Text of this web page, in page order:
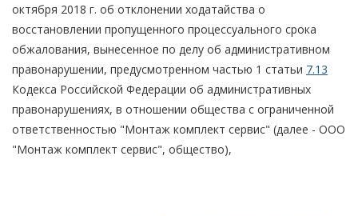
октября 2018 г. об отклонении ходатайства о
восстановлении пропущенного процессуального срока
обжалования, вынесенное по делу об административном
правонарушении, предусмотренном частью 1 статьи 7.13
Кодекса Российской Федерации об административных
правонарушениях, в отношении общества с ограниченной
ответственностью "Монтаж комплект сервис" (далее - ООО
"Монтаж комплект сервис", общество),